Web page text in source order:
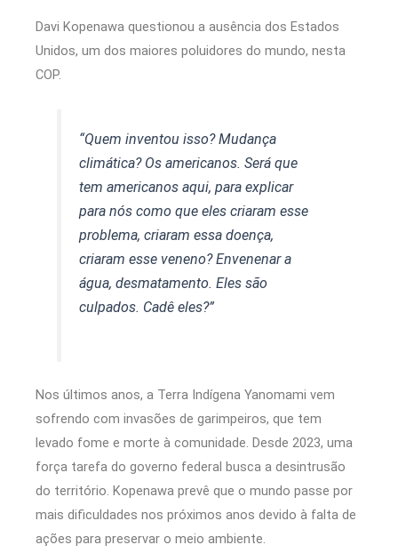
Davi Kopenawa questionou a ausência dos Estados
Unidos, um dos maiores poluidores do mundo, nesta
COP.
“Quem inventou isso? Mudança
climática? Os americanos. Será que
tem americanos aqui, para explicar
para nós como que eles criaram esse
problema, criaram essa doença,
criaram esse veneno? Envenenar a
água, desmatamento. Eles são
culpados. Cadê eles?”
Nos últimos anos, a Terra Indígena Yanomami vem
sofrendo com invasões de garimpeiros, que tem
levado fome e morte à comunidade. Desde 2023, uma
força tarefa do governo federal busca a desintrusão
do território. Kopenawa prevê que o mundo passe por
mais dificuldades nos próximos anos devido à falta de
ações para preservar o meio ambiente.